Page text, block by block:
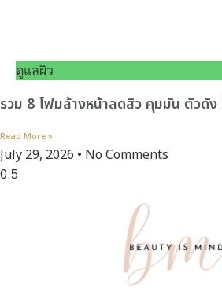
ดูแลผิว
รวม 8 โฟมล้างหน้าลดสิว คุมมัน ตัวดัง
Read More »
July 29, 2026 No Comments